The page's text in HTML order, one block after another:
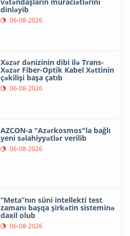
vətəndaşların müraciətlərini
dinləyib
06-08-2026
Xəzər dənizinin dibi ilə Trans-
Xəzər Fiber-Optik Kabel Xəttinin
çəkilişi başa çatıb
06-08-2026
AZCON-a "Azərkosmos"la bağlı
yeni səlahiyyətlər verilib
06-08-2026
“Meta”nın süni intellekti test
zamanı başqa şirkətin sisteminə
daxil olub
06-08-2026